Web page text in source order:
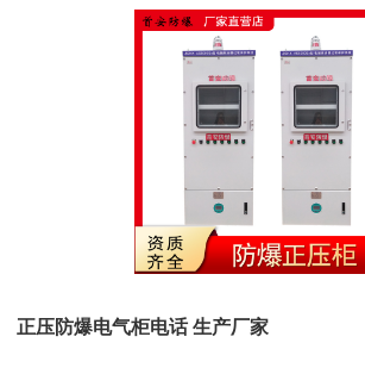
正压防爆电气柜电话 生产厂家